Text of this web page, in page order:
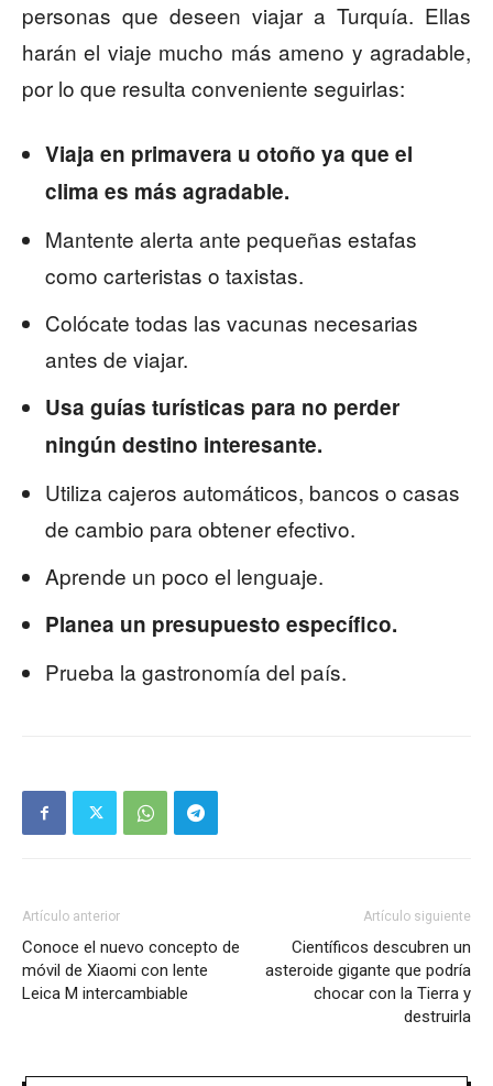
personas que deseen viajar a Turquía. Ellas
harán el viaje mucho más ameno y agradable,
por lo que resulta conveniente seguirlas:
Viaja en primavera u otoño ya que el
clima es más agradable.
Mantente alerta ante pequeñas estafas
como carteristas o taxistas.
Colócate todas las vacunas necesarias
antes de viajar.
Usa guías turísticas para no perder
ningún destino interesante.
Utiliza cajeros automáticos, bancos o casas
de cambio para obtener efectivo.
Aprende un poco el lenguaje.
Planea un presupuesto específico.
Prueba la gastronomía del país.
Artículo anterior
Conoce el nuevo concepto de
móvil de Xiaomi con lente
Leica M intercambiable
Artículo siguiente
Científicos descubren un
asteroide gigante que podría
chocar con la Tierra y
destruirla